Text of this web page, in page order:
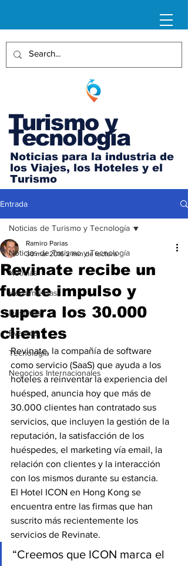
Turismo y
Tecnología
Noticias para la industria de
los Viajes, los Hoteles y el
Turismo
Entrada
Noticias de Turismo y Tecnología
Noticias
Herramientas
Destinos
Eventos
Tecnología
Negocios Internacionales
Noticias de Turismo y Tecnología
Revinate recibe un
fuerte impulso y
supera los 30.000
clientes
Ramiro Parias
30 mar 2016 2 min de lectura
Revinate, la compañía de software
como servicio (SaaS) que ayuda a los
hoteles a reinventar la experiencia del
huésped, anuncia hoy que más de
30.000 clientes han contratado sus
servicios, que incluyen la gestión de la
reputación, la satisfacción de los
huéspedes, el marketing vía email, la
relación con clientes y la interacción
con los mismos durante su estancia.
El Hotel ICON en Hong Kong se
encuentra entre las firmas que han
suscrito más recientemente los
servicios de Revinate.
“Creemos que ICON marca el